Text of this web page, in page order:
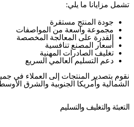
تشمل مزايانا ما يلي:
جودة المنتج مستقرة
مجموعة واسعة من المواصفات
القدرة على المعالجة المخصصة
أسعار المصنع تنافسية
تغليف الصادرات المهنية
دعم التسليم العالمي السريع
نقوم بتصدير المنتجات إلى العملاء في
الشمالية وأمريكا الجنوبية والشرق
التعبئة والتغليف والتسليم